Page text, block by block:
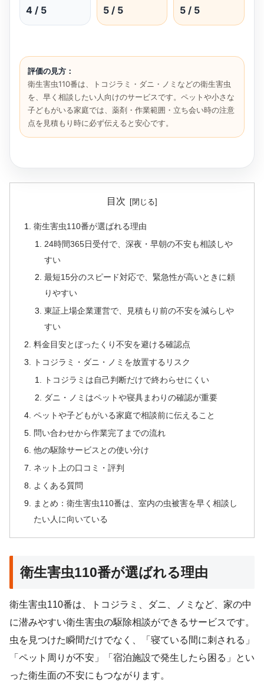
4 / 5 5 / 5 5 / 5
評価の見方：
衛生害虫110番は、トコジラミ・ダニ・ノミなどの衛生害虫
を、早く相談したい人向けのサービスです。ペットや小さな
子どもがいる家庭では、薬剤・作業範囲・立ち会い時の注意
点を見積もり時に必ず伝えると安心です。
目次
衛生害虫110番が選ばれる理由
24時間365日受付で、深夜・早朝の不安も相談しや
すい
最短15分のスピード対応で、緊急性が高いときに頼
りやすい
東証上場企業運営で、見積もり前の不安を減らしや
すい
料金目安とぼったくり不安を避ける確認点
トコジラミ・ダニ・ノミを放置するリスク
トコジラミは自己判断だけで終わらせにくい
ダニ・ノミはペットや寝具まわりの確認が重要
ペットや子どもがいる家庭で相談前に伝えること
問い合わせから作業完了までの流れ
他の駆除サービスとの使い分け
ネット上の口コミ・評判
よくある質問
まとめ：衛生害虫110番は、室内の虫被害を早く相談し
たい人に向いている
衛生害虫110番が選ばれる理由
衛生害虫110番は、トコジラミ、ダニ、ノミなど、家の中
に潜みやすい衛生害虫の駆除相談ができるサービスです。
虫を見つけた瞬間だけでなく、「寝ている間に刺される」
「ペット周りが不安」「宿泊施設で発生したら困る」とい
った衛生面の不安にもつながります。